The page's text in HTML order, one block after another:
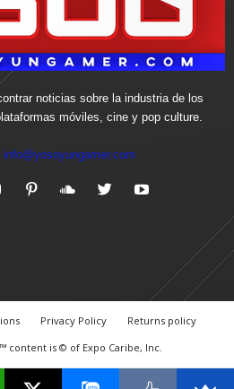
noticias sobre la industria de los
móviles, cine y pop culture.
info@yosoyungamer.com
Privacy Policy
Returns policy
content is © of Expo Caribe, Inc.